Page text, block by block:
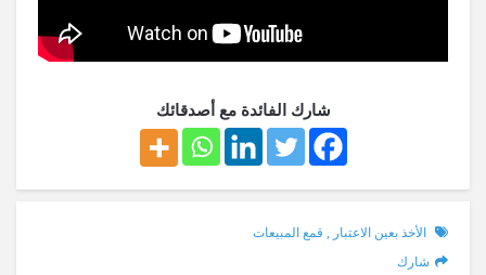
شارك الفائدة مع أصدقائك
الأخذ بعين الاعتبار , قمع المبيعات
شارك